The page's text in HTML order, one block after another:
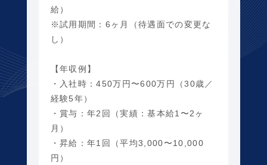
給）
※試用期間：6ヶ月（待遇面での変更な
し）
【年収例】
・入社時：450万円〜600万円（30歳／
経験5年）
・賞与：年2回（実績：基本給1〜2ヶ
月）
・昇給：年1回（平均3,000〜10,000
円）